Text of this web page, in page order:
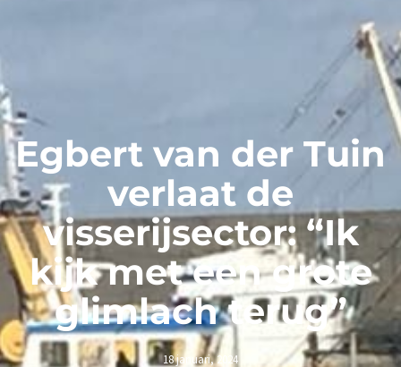
Egbert van der Tuin
verlaat de
visserijsector: “Ik
kijk met een grote
glimlach terug”
18 januari, 2024